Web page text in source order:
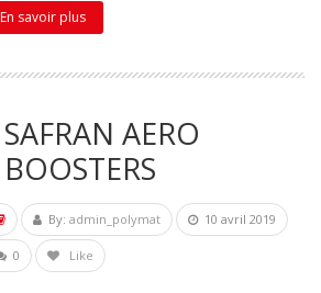
En savoir plus
SAFRAN AERO
BOOSTERS
By:admin_polymat 10 avril 2019
0 Like